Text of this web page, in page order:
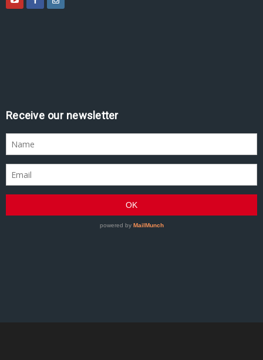
Receive our newsletter